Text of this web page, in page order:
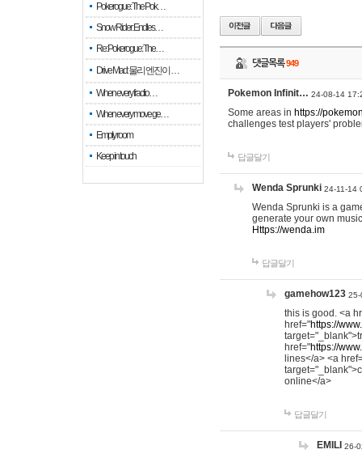
Pokerogue: The Pok…
Snow Rider: Endles…
Re: Pokerogue: The…
Drive Mad: 물리 엔진이 …
When every fractio…
When every move ge…
Empty room
Keep in touch
댓글목록949
Pokemon Infinit… 24-08-14
Some areas in https://
challenges test players'
답글달기
Wenda Sprunki 24-11-14
Wenda Sprunki is a
generate your own
Https://wenda.im
답글달기
gamehow123 25-
this is good. <a
href="https://
href="https://
lines</a> <a
online</a>
답글달기
EMILI 26-